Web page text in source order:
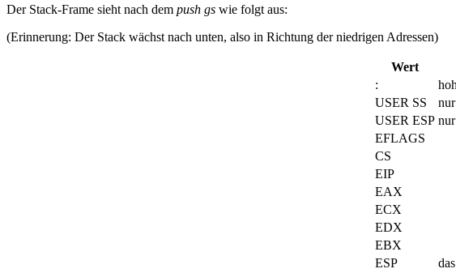
Der Stack-Frame sieht nach dem push gs wie folgt aus:
(Erinnerung: Der Stack wächst nach unten, also in Richtung der niedrigen Adressen)
Wert
:
USER SS
USER ESP
EFLAGS
CS
EIP
EAX
ECX
EDX
EBX
ESP